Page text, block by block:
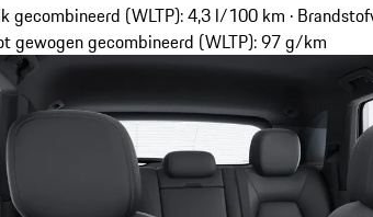
gecombineerd (WLTP): 4,3 l/100 km ·
gewogen gecombineerd (WLTP): 97 g/km